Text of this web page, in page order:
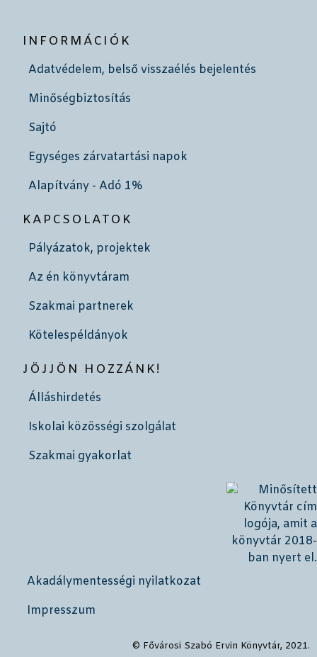
INFORMÁCIÓK
Adatvédelem, belső visszaélés bejelentés
Minőségbiztosítás
Sajtó
Egységes zárvatartási napok
Alapítvány - Adó 1%
KAPCSOLATOK
Pályázatok, projektek
Az én könyvtáram
Szakmai partnerek
Kötelespéldányok
JÖJJÖN HOZZÁNK!
Álláshirdetés
Iskolai közösségi szolgálat
Szakmai gyakorlat
Akadálymentességi nyilatkozat
Impresszum
© Fővárosi Szabó Ervin Könyvtár, 2021.